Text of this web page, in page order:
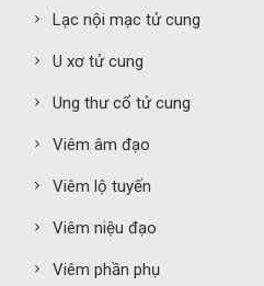
Lạc nội mạc tử cung
U xơ tử cung
Ung thư cổ tử cung
Viêm âm đạo
Viêm lộ tuyến
Viêm niệu đạo
Viêm phần phụ